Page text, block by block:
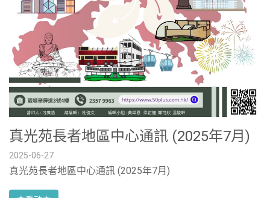
真光苑長者地區中心通訊 (2025年7月)
2025-06-27
真光苑長者地區中心通訊 (2025年7月)